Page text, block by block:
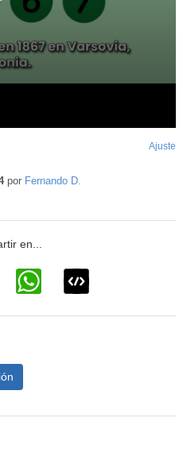
Ajuste
por Fernando D.